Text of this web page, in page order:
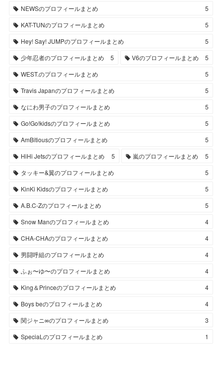
NEWSのプロフィールまとめ
5
KAT-TUNのプロフィールまとめ
5
Hey! Say! JUMPのプロフィールまとめ
5
少年忍者のプロフィールまとめ
5 V6のプロフィールまとめ
5
WEST.のプロフィールまとめ
5
Travis Japanのプロフィールまとめ
5
なにわ男子のプロフィールまとめ
5
Go!Go!kidsのプロフィールまとめ
5
AmBitiousのプロフィールまとめ
5
HiHi Jetsのプロフィールまとめ
5 嵐のプロフィールまとめ
5
タッキー&翼のプロフィールまとめ
5
KinKi Kidsのプロフィールまとめ
5
A.B.C-Zのプロフィールまとめ
5
Snow Manのプロフィールまとめ
4
CHA-CHAのプロフィールまとめ
4
男闘呼組のプロフィールまとめ
4
ふぉ〜ゆ〜のプロフィールまとめ
4
King＆Princeのプロフィールまとめ
4
Boys beのプロフィールまとめ
4
関ジャニ∞のプロフィールまとめ
3
SpeciaLのプロフィールまとめ
1